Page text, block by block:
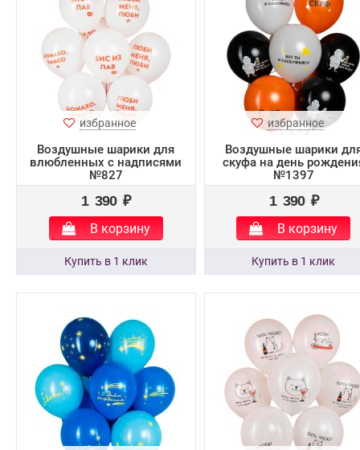
избранное
Воздушные шарики для
влюбленных с надписями
№827
1 390 ₽
В корзину
избранное
Воздушные шарики
скуфа на день
№1397
1 390 ₽
В корзину